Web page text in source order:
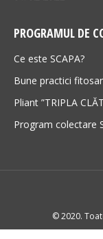
PROGRAMUL DE
Ce este SCAPA?
Bune practici
Pliant ”TRIPLA
Program colectare
© 2020.